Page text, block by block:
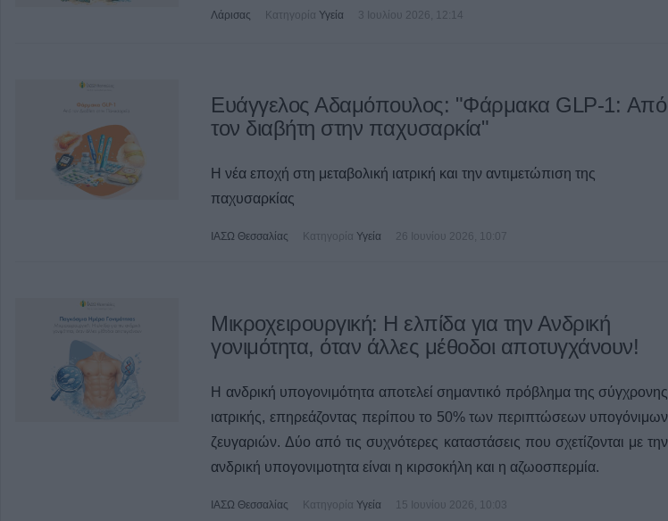
Λάρισας Κατηγορία Υγεία 3 Ιουλίου 2026, 12:14
Ευάγγελος Αδαμόπουλος: "Φάρμακα GLP-1: Από
τον διαβήτη στην παχυσαρκία"
Η νέα εποχή στη μεταβολική ιατρική και την αντιμετώπιση της
παχυσαρκίας
ΙΑΣΩ Θεσσαλίας Κατηγορία Υγεία 26 Ιουνίου 2026, 10:07
Μικροχειρουργική: Η ελπίδα για την Ανδρική
γονιμότητα, όταν άλλες μέθοδοι αποτυγχάνουν!
Η ανδρική υπογονιμότητα αποτελεί σημαντικό πρόβλημα της σύγχρονης
ιατρικής, επηρεάζοντας περίπου το 50% των περιπτώσεων υπογόνιμων
ζευγαριών. Δύο από τις συχνότερες καταστάσεις που σχετίζονται με την
ανδρική υπογονιμοτητα είναι η κιρσοκήλη και η αζωοσπερμία.
ΙΑΣΩ Θεσσαλίας Κατηγορία Υγεία 15 Ιουνίου 2026, 10:03